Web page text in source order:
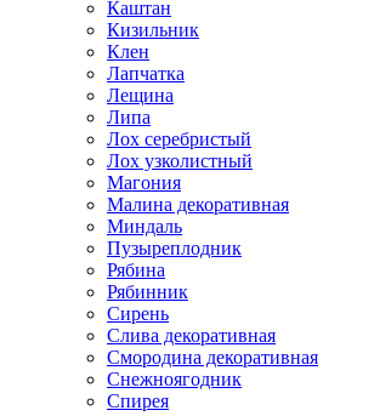
Каштан
Кизильник
Клен
Лапчатка
Лещина
Липа
Лох серебристый
Лох узколистный
Магония
Малина декоративная
Миндаль
Пузыреплодник
Рябина
Рябинник
Сирень
Слива декоративная
Смородина декоративная
Снежноягодник
Спирея